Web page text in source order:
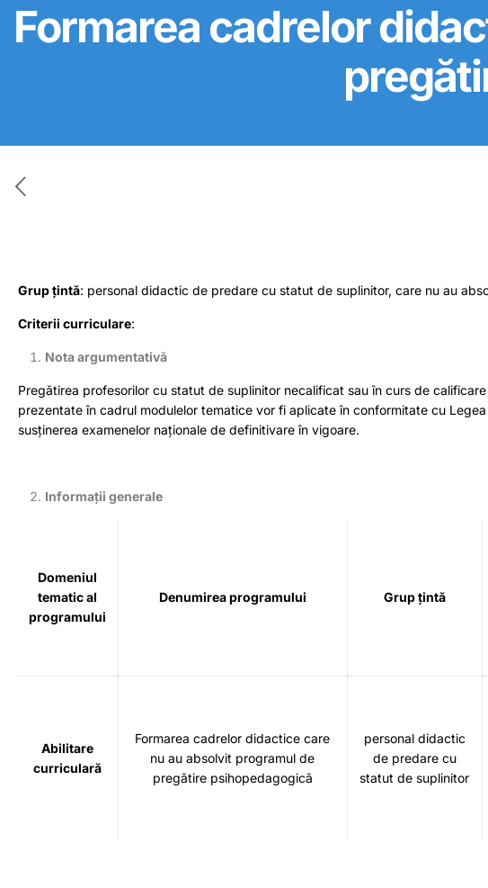
Formarea cadrelor
Grup țintă: personal didactic de predare cu statut de suplinitor, care nu au
Criterii curriculare:
Nota argumentativă
Pregătirea profesorilor cu statut de suplinitor necalificat sau în curs de
prezentate în cadrul modulelor tematice vor fi aplicate în conformitate cu
susținerea examenelor naționale de definitivare în vigoare.
Informații generale
Domeniul
tematic al
programului
Denumirea programului Grup țintă
Abilitare
curriculară
Formarea cadrelor didactice care
nu au absolvit programul de
pregătire psihopedagogică
personal didactic
de predare cu
statut de suplinitor